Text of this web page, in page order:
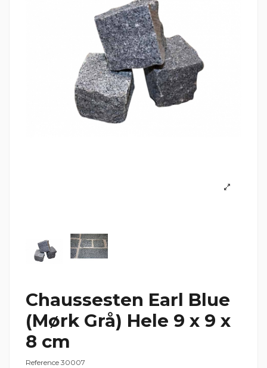
Chaussesten Earl Blue
(Mørk Grå) Hele 9 x 9 x
8 cm
Reference 30007